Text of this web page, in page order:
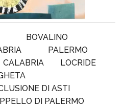
BOVALINO
PALERMO
CALABRIA
LOCRIDE
DI ASTI
DI PALERMO